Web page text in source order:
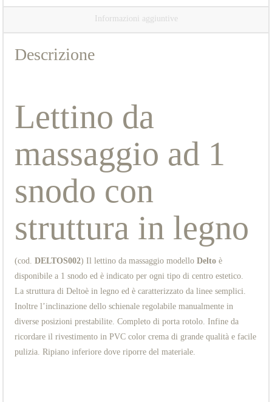
Informazioni aggiuntive
Descrizione
Lettino da
massaggio ad 1
snodo con
struttura in legno
(cod. DELTOS002) Il lettino da massaggio modello Deltoè
disponibile a 1 snodo ed è indicato per ogni tipo di centro estetico.
La struttura di Deltoè in legno ed è caratterizzato da linee semplici.
Inoltre l’inclinazione dello schienale regolabile manualmente in
diverse posizioni prestabilite. Completo di porta rotolo. Infine da
ricordare il rivestimento in PVC color crema di grande qualità e facile
pulizia. Ripiano inferiore dove riporre del materiale.